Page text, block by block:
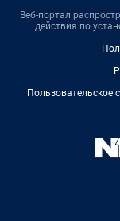
Веб-портал
действия по
Пользовательское